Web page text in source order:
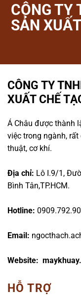
CÔNG TY
SẢN
CÔNG TY
XUẤT CHẾ
Á Châu được thành
việc trong ngành,
thuật, cơ khí.
Địa chỉ: Lô I.9/1,
Bình Tân,TP.HCM.
Hotline:
Email:
Website:
HỖ TRỢ